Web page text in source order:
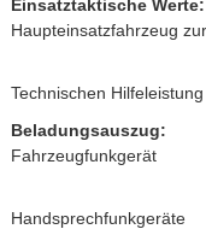
Einsatztaktische
Haupteinsatzfahrzeug zur
Technischen H
Beladungsauszug: –
– 5
Handsprechfunkgeräte